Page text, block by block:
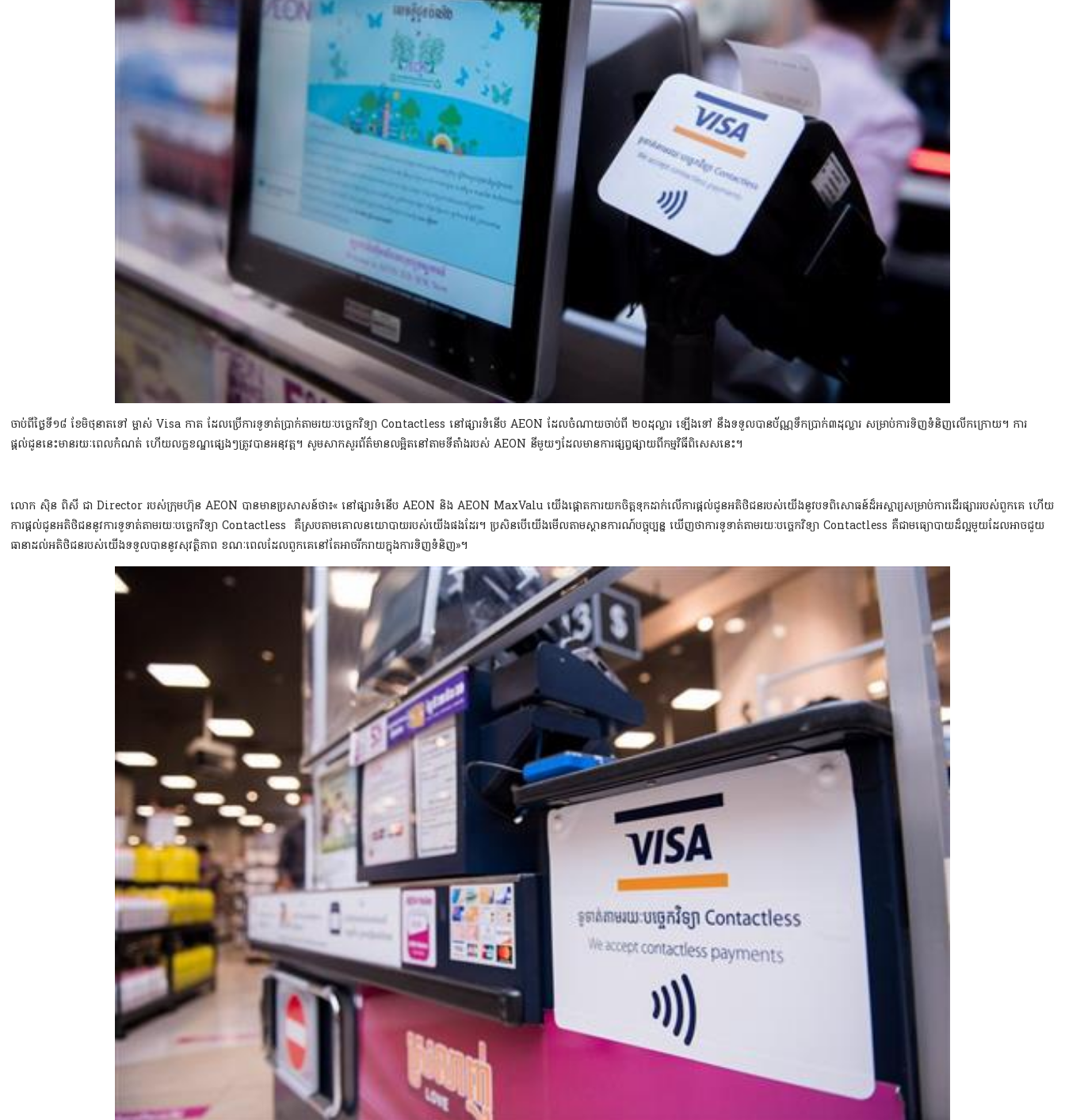
ចាប់ពីថ្ងៃទី១៨ ខែមិថុនាតទៅ ម្ចាស់ Visa កាត ដែលប្រើការទូទាត់ប្រាក់តាមរយៈបច្ចេកវិទ្យា Contactless នៅផ្សារទំនើប AEON ដែលចំណាយចាប់ពី ២០ដុល្លារ ឡើងទៅ នឹងទទួលបានប័ណ្ណទឹកប្រាក់៣ដុល្លារ សម្រាប់ការទិញទំនិញលើកក្រោយ។ ការ
ផ្តល់ជូននេះមានរយៈពេលកំណត់ ហើយលក្ខខណ្ឌផ្សេងៗត្រូវបានអនុវត្ត។​ សូមសាកសួរព័ត៌មានលម្អិតនៅតាមទីតាំងរបស់​ AEON នីមួយៗដែលមានការផ្សព្វផ្សាយពីកម្មវិធីពិសេសនេះ។
លោក ស៊ិន ពិសី ជា Director របស់ក្រុមហ៊ុន AEON បានមានប្រសាសន៍ថា៖« នៅផ្សារទំនើប AEON និង AEON MaxValu យើងផ្តោតការយកចិត្តទុកដាក់លើការផ្តល់ជូនអតិថិជនរបស់យើងនូវបទពិសោធន៍ដ៏អស្ចារ្យសម្រាប់ការដើរផ្សាររបស់ពួកគេ ហើយ
ការផ្តល់ជូនអតិថិជននូវការទូទាត់តាមរយៈបច្ចេកវិទ្យា Contactless គឺស្របតាមគោលនយោបាយរបស់យើងផងដែរ។ ប្រសិនបើយើងមើលតាមស្ថានការណ៍បច្ចុប្បន្ន ឃើញថាការទូទាត់តាមរយៈបច្ចេកវិទ្យា Contactless គឺជាមធ្យោបាយដ៏ល្អមួយដែលអាចជួយ
ធានាដល់អតិថិជនរបស់យើងទទួលបាននូវសុវត្ថិភាព​ ខណៈពេលដែលពួកគេនៅតែអាចរីករាយក្នុងការទិញទំនិញ»។